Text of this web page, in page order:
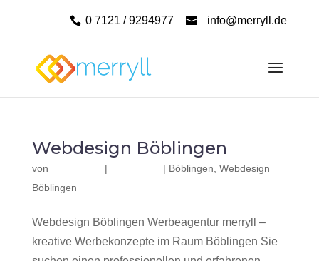
0 7121 / 9294977 info@merryll.de
Webdesign Böblingen
von | | Böblingen Webdesign
Böblingen
Webdesign Böblingen Werbeagentur merryll –
kreative Werbekonzepte im Raum Böblingen Sie